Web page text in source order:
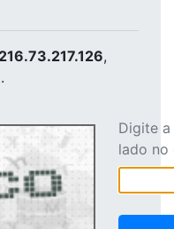
216.73.217.126,
Digite
lado no